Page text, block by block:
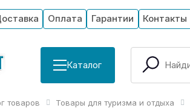
Оплата Гарантии Контакты
Каталог
товаров Товары для туризма и отдыха